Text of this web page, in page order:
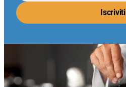
Iscriviti